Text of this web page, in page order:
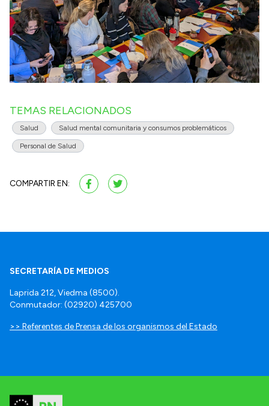
TEMAS RELACIONADOS
Salud Salud mental comunitaria y consumos problemáticos
Personal de Salud
COMPARTIR EN:
SECRETARÍA DE MEDIOS
Laprida 212, Viedma (8500).
Conmutador: (02920) 425700
>> Referentes de Prensa de los organismos del Estado